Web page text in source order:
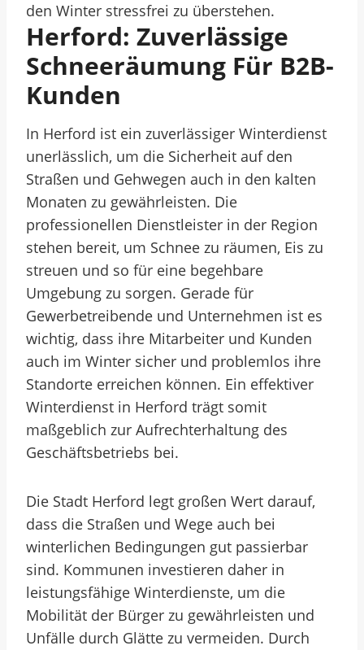
den Winter stressfrei zu überstehen.
Herford: Zuverlässige
Schneeräumung Für B2B-
Kunden
In Herford ist ein zuverlässiger Winterdienst
unerlässlich, um die Sicherheit auf den
Straßen und Gehwegen auch in den kalten
Monaten zu gewährleisten. Die
professionellen Dienstleister in der Region
stehen bereit, um Schnee zu räumen, Eis zu
streuen und so für eine begehbare
Umgebung zu sorgen. Gerade für
Gewerbetreibende und Unternehmen ist es
wichtig, dass ihre Mitarbeiter und Kunden
auch im Winter sicher und problemlos ihre
Standorte erreichen können. Ein effektiver
Winterdienst in Herford trägt somit
maßgeblich zur Aufrechterhaltung des
Geschäftsbetriebs bei.
Die Stadt Herford legt großen Wert darauf,
dass die Straßen und Wege auch bei
winterlichen Bedingungen gut passierbar
sind. Kommunen investieren daher in
leistungsfähige Winterdienste, um die
Mobilität der Bürger zu gewährleisten und
Unfälle durch Glätte zu vermeiden. Durch